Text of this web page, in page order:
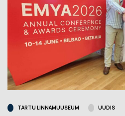
TARTU LINNAMUUSEUM UUDIS